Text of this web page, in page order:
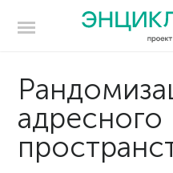
адресного